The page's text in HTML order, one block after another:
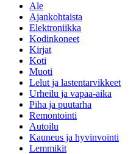
Ale
Ajankohtaista
Elektroniikka
Kodinkoneet
Kirjat
Koti
Muoti
Lelut ja lastentarvikkeet
Urheilu ja vapaa-aika
Piha ja puutarha
Remontointi
Autoilu
Kauneus ja hyvinvointi
Lemmikit